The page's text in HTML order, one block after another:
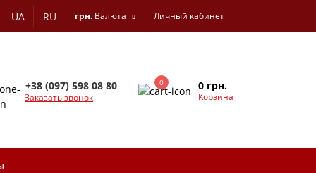
UA RU грн. Валюта Личный кабинет
+38 (097) 598 08 80
Заказать звонок
0 0 грн.
Корзина